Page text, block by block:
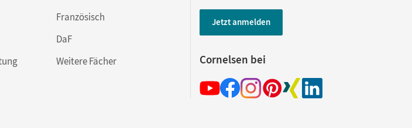
Französisch
DaF
Weitere Fächer
Jetzt anmelden
Cornelsen bei